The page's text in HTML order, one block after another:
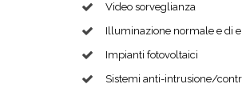
Video sorveglianza
Illuminazione normale e di
Impianti fotovoltaici
Sistemi anti-intrusione/